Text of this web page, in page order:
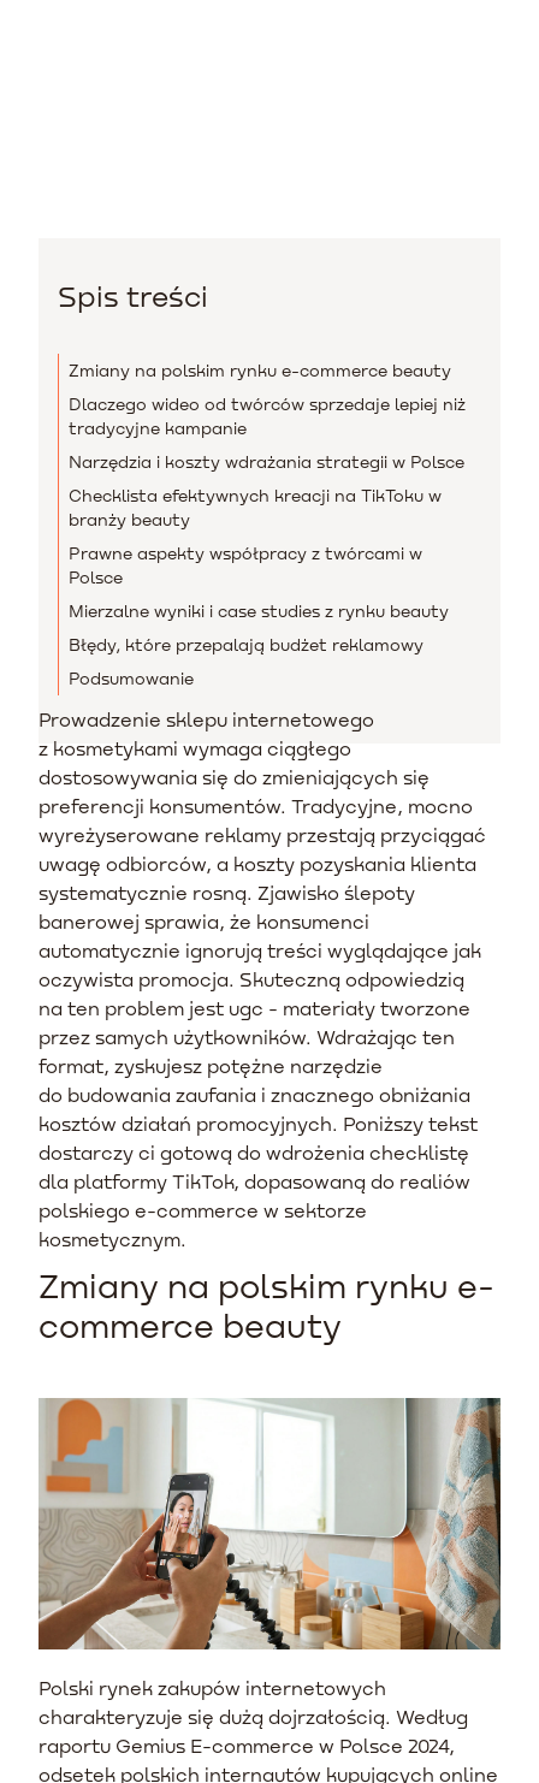
Spis treści
Zmiany na polskim rynku e-commerce beauty
Dlaczego wideo od twórców sprzedaje lepiej niż
tradycyjne kampanie
Narzędzia i koszty wdrażania strategii w Polsce
Checklista efektywnych kreacji na TikToku w
branży beauty
Prawne aspekty współpracy z twórcami w
Polsce
Mierzalne wyniki i case studies z rynku beauty
Błędy, które przepalają budżet reklamowy
Podsumowanie
Prowadzenie sklepu internetowego
z kosmetykami wymaga ciągłego
dostosowywania się do zmieniających się
preferencji konsumentów. Tradycyjne, mocno
wyreżyserowane reklamy przestają przyciągać
uwagę odbiorców, a koszty pozyskania klienta
systematycznie rosną. Zjawisko ślepoty
banerowej sprawia, że konsumenci
automatycznie ignorują treści wyglądające jak
oczywista promocja. Skuteczną odpowiedzią
na ten problem jest ugc - materiały tworzone
przez samych użytkowników. Wdrażając ten
format, zyskujesz potężne narzędzie
do budowania zaufania i znacznego obniżania
kosztów działań promocyjnych. Poniższy tekst
dostarczy ci gotową do wdrożenia checklistę
dla platformy TikTok, dopasowaną do realiów
polskiego e-commerce w sektorze
kosmetycznym.
Zmiany na polskim rynku e-
commerce beauty
Polski rynek zakupów internetowych
charakteryzuje się dużą dojrzałością. Według
raportu Gemius E-commerce w Polsce 2024,
odsetek polskich internautów kupujących online